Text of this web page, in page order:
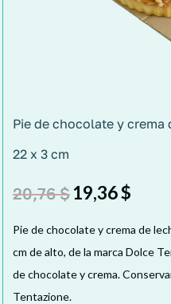
Pie de chocolate y crema
22 x 3 cm
20,76$ 19,36$
Pie de chocolate y crema de
cm de alto, de la marca Dolce
de chocolate y crema.
Tentazione.